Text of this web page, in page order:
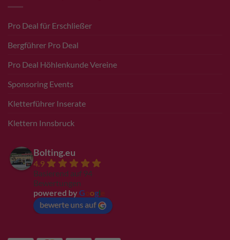
Pro Deal für Erschließer
Bergführer Pro Deal
Pro Deal Höhlenkunde Vereine
Sponsoring Events
Kletterführer Inserate
Klettern Innsbruck
Bolting.eu
4.9
Basierend auf 94
Bewertungen
powered by G ogl
bewerte uns auf